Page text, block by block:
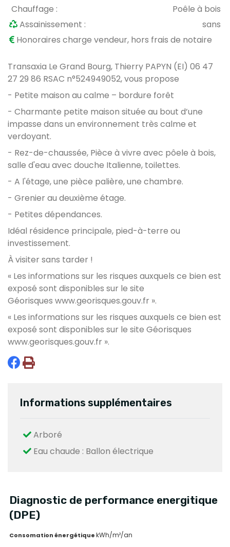
Chauffage :
Poêle à bois
Assainissement :
sans
Honoraires charge vendeur, hors frais de notaire
Transaxia Le Grand Bourg, Thierry PAPYN (EI) 06 47
27 29 86 RSAC n°524949052, vous propose
- Petite maison au calme – bordure forêt
- Charmante petite maison située au bout d’une
impasse dans un environnement très calme et
verdoyant.
- Rez-de-chaussée, Pièce à vivre avec pôele à bois,
salle d'eau avec douche Italienne, toilettes.
- A l'étage, une pièce palière, une chambre.
- Grenier au deuxième étage.
- Petites dépendances.
Idéal résidence principale, pied-à-terre ou
investissement.
À visiter sans tarder !
« Les informations sur les risques auxquels ce bien est
exposé sont disponibles sur le site
Géorisques www.georisques.gouv.fr ».
« Les informations sur les risques auxquels ce bien est
exposé sont disponibles sur le site Géorisques
www.georisques.gouv.fr ».
Informations supplémentaires
Arboré
Eau chaude : Ballon électrique
Diagnostic de performance energitique
(DPE)
Consomation énergétiquekWh/m²/an